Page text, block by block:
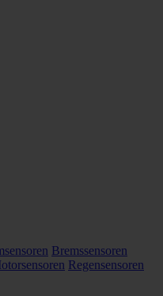
Bremssensoren
Regensensoren